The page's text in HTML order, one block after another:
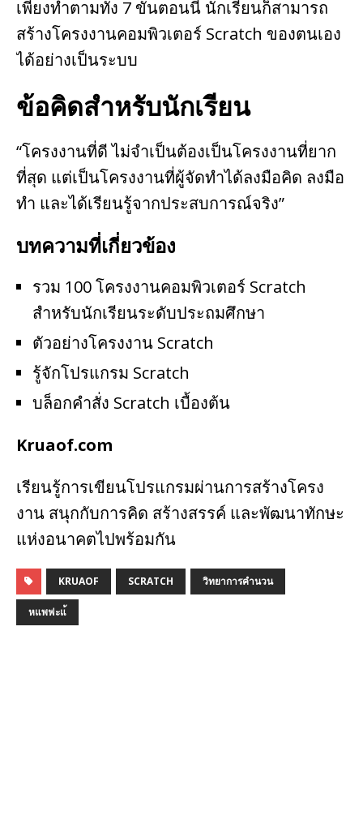
เพียงทำตามทั้ง 7 ขั้นตอนนี้ นักเรียนก็สามารถ
สร้างโครงงานคอมพิวเตอร์ Scratch ของตนเอง
ได้อย่างเป็นระบบ
ข้อคิดสำหรับนักเรียน
“โครงงานที่ดี ไม่จำเป็นต้องเป็นโครงงานที่ยาก
ที่สุด แต่เป็นโครงงานที่ผู้จัดทำได้ลงมือคิด ลงมือ
ทำ และได้เรียนรู้จากประสบการณ์จริง”
บทความที่เกี่ยวข้อง
รวม 100 โครงงานคอมพิวเตอร์ Scratch
สำหรับนักเรียนระดับประถมศึกษา
ตัวอย่างโครงงาน Scratch
รู้จักโปรแกรม Scratch
บล็อกคำสั่ง Scratch เบื้องต้น
Kruaof.com
เรียนรู้การเขียนโปรแกรมผ่านการสร้างโครง
งาน สนุกกับการคิด สร้างสรรค์ และพัฒนาทักษะ
แห่งอนาคตไปพร้อมกัน
KRUAOF SCRATCH วิทยาการคำนวน
หแพฟะแ้